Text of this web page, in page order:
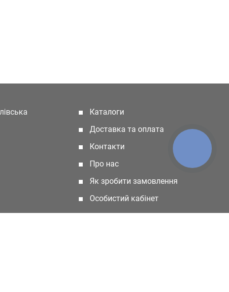
Каталоги
Доставка та оплата
Контакти
Про нас
Як зробити замовлення
Особистий кабінет